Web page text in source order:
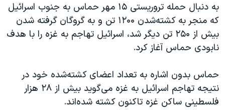
به دنبال حمله تروریستی ۱۵ مهر حماس به جنوب اسرائیل
که منجر به کشته‌شدن ۱۲۰۰ تن و به گروگان گرفته شدن
بیش از ۲۵۰ تن دیگر شد، اسرائیل تهاجم به غزه را با هدف
نابودی حماس آغاز کرد.
حماس بدون اشاره به تعداد اعضای کشته‌شده خود در
نتیجه تهاجم اسرائیل به غزه می‌گوید بیش از ٢٨ هزار
فلسطینی ساکن غزه تاکنون کشته شده‌اند.